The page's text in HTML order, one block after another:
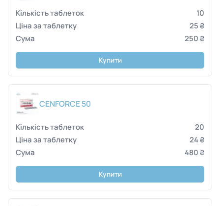
10
25 ₴
250 ₴
Купити
CENFORCE 50
20
24 ₴
480 ₴
Купити